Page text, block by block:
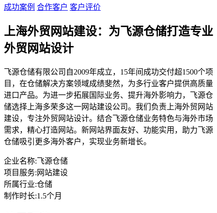
成功案例 合作客户 客户评价
上海外贸网站建设：为飞源仓储打造专业
外贸网站设计
飞源仓储有限公司自2009年成立，15年间成功交付超1500个项
目，在仓储解决方案领域成绩斐然，为多行业客户提供高质量
进口产品。为进一步拓展国际业务、提升海外影响力，飞源仓
储选择上海多荣多这一网站建设公司。我们负责上海外贸网站
建设，专注外贸网站设计。结合飞源仓储业务特色与海外市场
需求，精心打造网站。新网站界面友好、功能实用，助力飞源
仓储吸引更多海外客户，实现业务新增长。
企业名称:飞源仓储
项目服务: 网站建设
所属行业:仓储
制作时长:1.5个月